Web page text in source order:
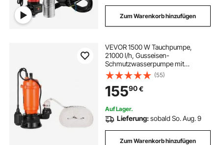
Zum Warenkorb hinzufügen
VEVOR 1500 W Tauchpumpe,
21000 l/h, Gusseisen-
Schmutzwasserpumpe mit
automatischem
Schwimmerschalter, 18m
Förderhöhe zum Abpumpen von
Schmutzwasser, für Pools, Teiche &
überflutete Bereiche
(55)
15590€
Auf Lager.
Lieferung:sobald So. Aug. 9
Zum Warenkorb hinzufügen